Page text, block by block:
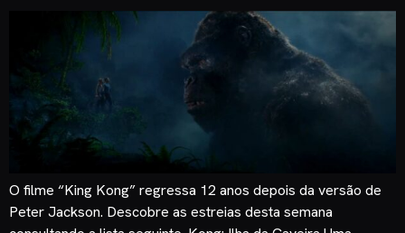
O filme “King Kong” regressa 12 anos depois da versão de
Peter Jackson. Descobre as estreias desta semana